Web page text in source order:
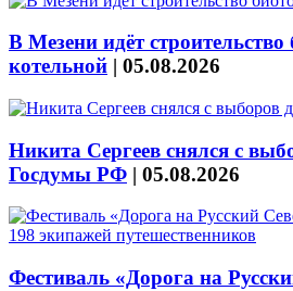
В Мезени идёт
котельной | 05.08.2026
Никита Сергеев снялся с
Госдумы РФ | 05.08.2026
Фестиваль «Дорога на